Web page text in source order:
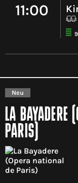
11:00
Neu
LA BAYADERE
PARIS)